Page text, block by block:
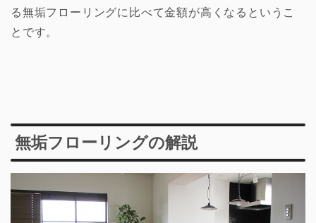
る無垢フローリングに比べて金額が高くなるというこ
とです。
無垢フローリングの解説